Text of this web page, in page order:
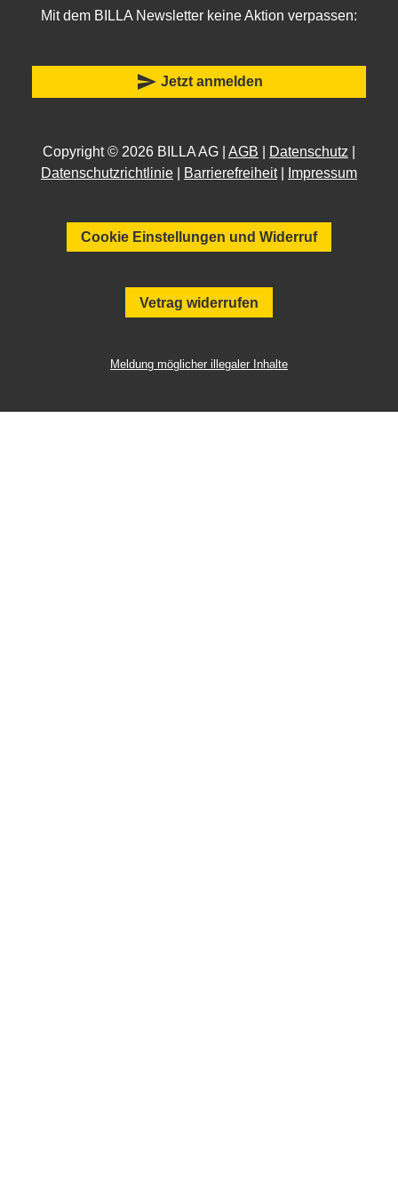
Mit dem BILLA Newsletter keine Aktion verpassen:
send Jetzt anmelden
Copyright © 2026 BILLA AG | AGB Datenschutz
Datenschutzrichtlinie
Barrierefreiheit| Impressum
Cookie Einstellungen und Widerruf
Vetrag widerrufen
Meldung möglicher illegaler Inhalte